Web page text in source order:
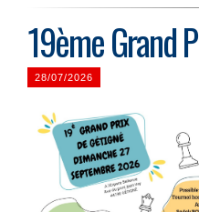
19ème Grand
28/07/2026